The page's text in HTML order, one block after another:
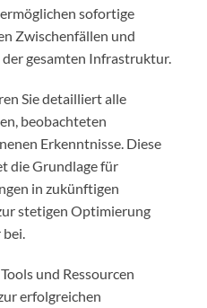
sofortige
Zwischenfällen und
gesamten Infrastruktur.
Sie detailliert alle
beobachteten
Erkenntnisse. Diese
die Grundlage für
in zukünftigen
stetigen Optimierung
und Ressourcen
erfolgreichen